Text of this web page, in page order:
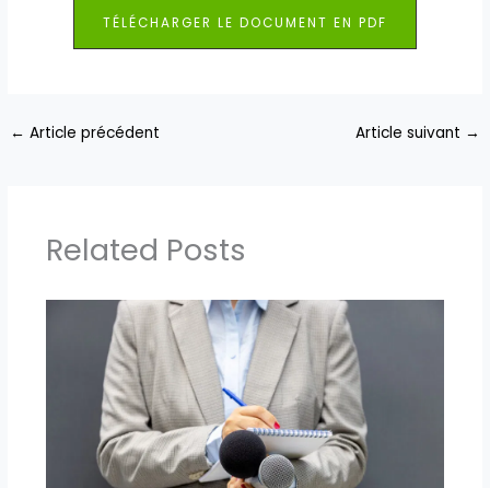
TÉLÉCHARGER LE DOCUMENT EN PDF
← Article précédent Article suivant →
Related Posts